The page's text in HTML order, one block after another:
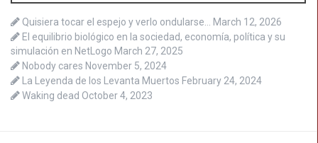
Quisiera tocar el espejo y verlo ondularse… March 12, 2026
El equilibrio biológico en la sociedad, economía, política y su
simulación en NetLogo March 27, 2025
Nobody cares November 5, 2024
La Leyenda de los Levanta Muertos February 24, 2024
Waking dead October 4, 2023